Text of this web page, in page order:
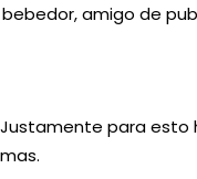
amigo de
para esto